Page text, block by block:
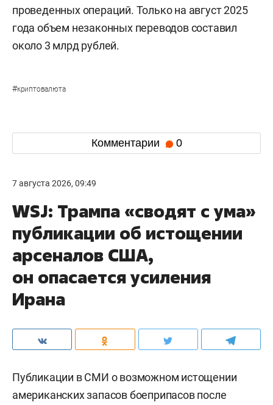
проведенных операций. Только на август 2025
года объем незаконных переводов составил
около 3 млрд рублей.
#криптовалюта
Комментарии 0
7 августа 2026, 09:49
WSJ: Трампа «сводят с ума»
публикации об истощении
арсеналов США,
он опасается усиления
Ирана
Публикации в СМИ о возможном истощении
американских запасов боеприпасов после